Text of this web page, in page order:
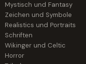
Mystisch und Fantasy
Zeichen und Symbole
Realistics und Portraits
Schriften
Wikinger und Celtic
Horror